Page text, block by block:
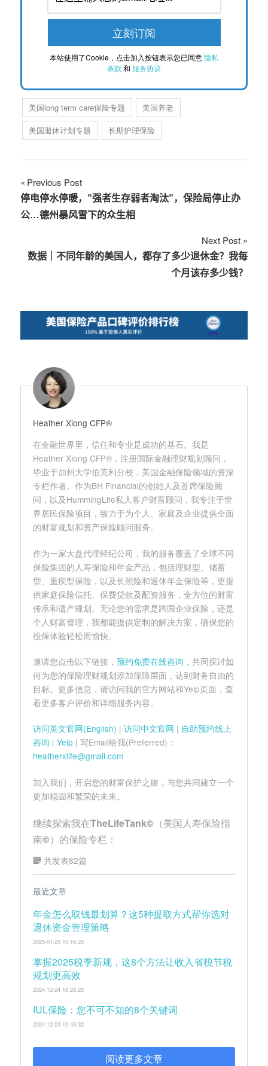
本站使用了Cookie，点击加入按钮表示您已同意隐私
条款 和 服务协议
美国long term care保险专题
美国养老
美国退休计划专题
长期护理保险
文
章
航
Previous Post
停电停水停暖，”强者生存弱者淘汰”，保险局停止办
公…德州暴风雪下的众生相
Next Post
数据｜不同年龄的美国人，都存了多少退休金？我每
个月该存多少钱？
Heather Xiong CFP®️
在金融世界里，信任和专业是成功的基石。我是
Heather Xiong CFP®，注册国际金融理财规划顾问，
毕业于加州大学伯克利分校，美国金融保险领域的资深
专栏作者。作为BH Financial的创始人及首席保险顾
问，以及HummingLife私人客户财富顾问，我专注于世
界居民保险项目，致力于为个人、家庭及企业提供全面
的财富规划和资产保险顾问服务。
作为一家大盘代理经纪公司，我的服务覆盖了全球不同
保险集团的人寿保险和年金产品，包括理财型、储蓄
型、重疾型保险，以及长照险和退休年金保险等，更提
供家庭保险信托、保费贷款及配资服务，全方位的财富
传承和遗产规划。无论您的需求是跨国企业保险，还是
个人财富管理，我都能提供定制的解决方案，确保您的
投保体验轻松而愉快。
邀请您点击以下链接， 预约免费在线咨询 ，共同探讨如
何为您的保险理财规划添加保障层面，达到财务自由的
目标。更多信息，请访问我的官方网站和Yelp页面，查
看更多客户评价和详细服务内容。
访问英文官网(English) | 访问中文官网 | 自助预约线上
咨询 | Yelp | 写Email给我(Preferred)：
heatherxlife@gmail.com
加入我们，开启您的财富保护之旅，与您共同建立一个
更加稳固和繁荣的未来。
继续探索我在TheLifeTank©（美国人寿保险指
南©）的保险专栏：
共发表82篇
最近文章
年金怎么取钱最划算？这5种提取方式帮你选对
退休资金管理策略
2025-01-25 10:16:20
掌握2025税季新规，这8个方法让收入省税节税
规划更高效
2024-12-24 18:28:20
IUL保险：您不可不知的8个关键词
2024-12-03 15:49:32
阅读更多文章